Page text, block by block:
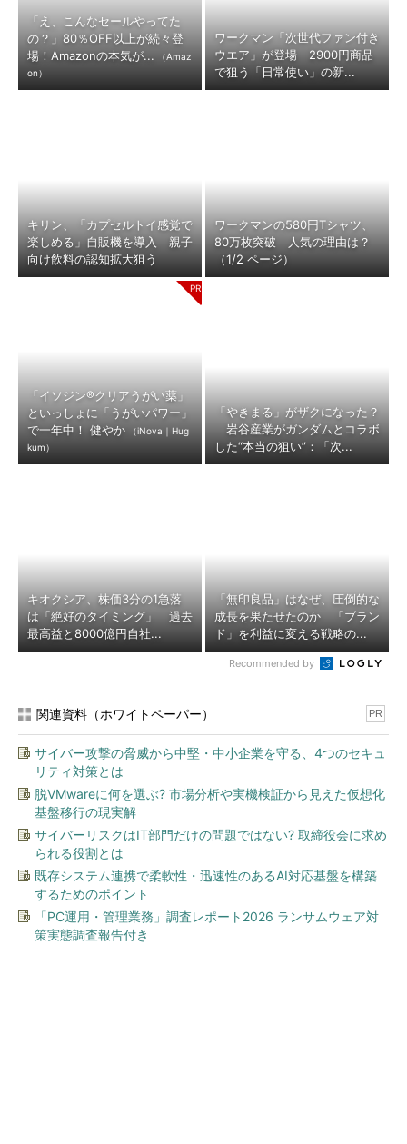
「え、こんなセールやってた
の？」80％OFF以上が続々登
場！Amazonの本気が...
（Amaz
on）
ワークマン「次世代ファン付き
ウエア」が登場 2900円商品
で狙う「日常使い」の新...
キリン、「カプセルトイ感覚で
楽しめる」自販機を導入 親子
向け飲料の認知拡大狙う
ワークマンの580円Tシャツ、
80万枚突破 人気の理由は？
（1/2 ページ）
「イソジン®クリアうがい薬」
といっしょに「うがいパワー」
で一年中！ 健やか
（iNova｜Hug
kum）
「やきまる」がザクになった？
岩谷産業がガンダムとコラボ
した“本当の狙い”：「次...
キオクシア、株価3分の1急落
は「絶好のタイミング」 過去
最高益と8000億円自社...
「無印良品」はなぜ、圧倒的な
成長を果たせたのか 「ブラン
ド」を利益に変える戦略の...
Recommended by
関連資料（ホワイトペーパー） PR
サイバー攻撃の脅威から中堅・中小企業を守る、4つのセキュ
リティ対策とは
脱VMwareに何を選ぶ? 市場分析や実機検証から見えた仮想化
基盤移行の現実解
サイバーリスクはIT部門だけの問題ではない? 取締役会に求め
られる役割とは
既存システム連携で柔軟性・迅速性のあるAI対応基盤を構築
するためのポイント
「PC運用・管理業務」調査レポート2026 ランサムウェア対
策実態調査報告付き